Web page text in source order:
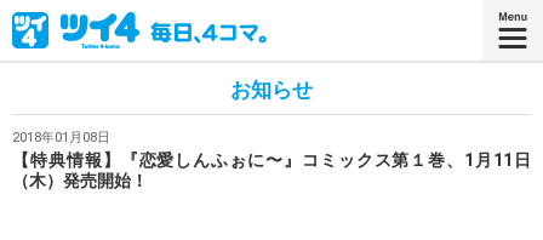
お知らせ
【特典情報】『恋愛しんふぉに〜』コミックス第１巻、1月11日
（木）発売開始！
2018年01月08日